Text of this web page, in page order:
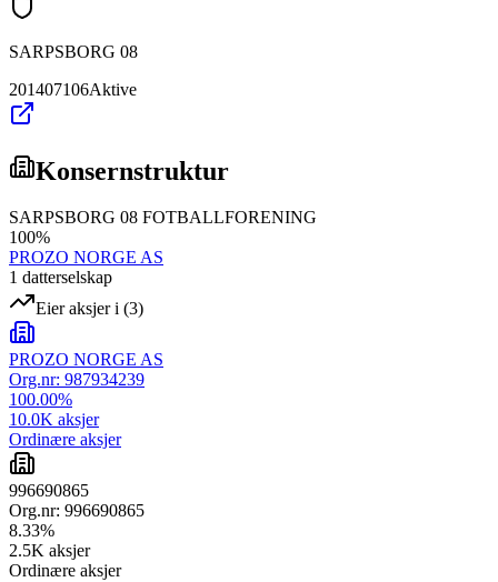
SARPSBORG 08
201407106Aktive
Konsernstruktur
SARPSBORG 08 FOTBALLFORENING
100%
PROZO NORGE AS
1 datterselskap
Eier aksjer i (3)
PROZO NORGE AS
Org.nr: 987934239
100.00%
10.0K aksjer
Ordinære aksjer
996690865
Org.nr: 996690865
8.33%
2.5K aksjer
Ordinære aksjer